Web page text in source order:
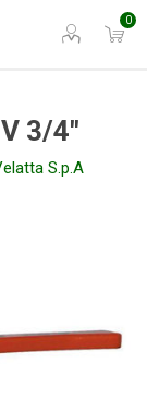
0
3/4"
S.p.A